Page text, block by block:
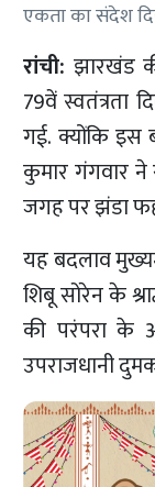
एकता का संदेश
रांची: झारखंड
79वें स्वतंत्रता
गई. क्योंकि इस
कुमार गंगवार ने
जगह पर झंडा
यह बदलाव
शिबू सोरेन के
की परंपरा के
उपराजधानी